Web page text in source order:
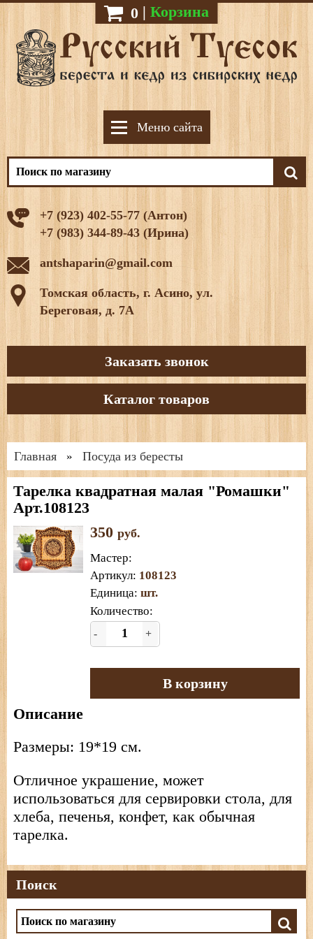
0 | Корзина
Меню сайта
+7 (923) 402-55-77 (Антон)
+7 (983) 344-89-43 (Ирина)
antshaparin@gmail.com
Томская область, г. Асино, ул.
Береговая, д. 7А
Заказать звонок
Каталог товаров
Главная » Посуда из бересты
Тарелка квадратная малая "Ромашки"
Арт.108123
350 руб.
Мастер:
Артикул: 108123
Единица: шт.
Количество:
- +
В корзину
Описание
Размеры: 19*19 см.
Отличное украшение, может
использоваться для сервировки стола, для
хлеба, печенья, конфет, как обычная
тарелка.
Поиск